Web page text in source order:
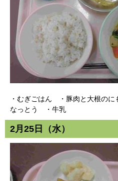
・むぎごはん ・豚肉と大根の
なっとう ・牛乳
2月25日（水）